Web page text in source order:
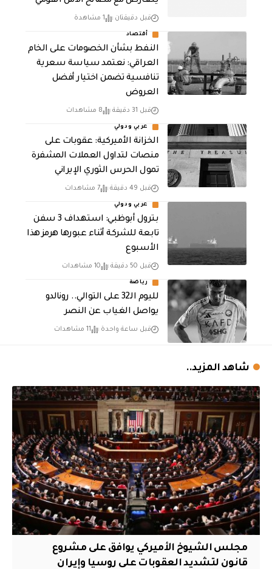
قبل دقيقتان 1 مشاهدة
أقتصاد
النفط بشأن الخصومات على الخام
العراقي: نعتمد سياسة سعرية
تنافسية تضمن اختيار أفضل
العروض
قبل 31 دقيقة 8 مشاهدات
عربي ودولي
الخزانة الأميركية: عقوبات على
منصات لتداول العملات المشفرة
تمول الحرس الثوري الإيراني
قبل 49 دقيقة 7 مشاهدات
عربي ودولي
بترول أبوظبي: استهداف 3 سفن
تابعة للشركة أثناء عبورها هرمز هذا
الأسبوع
قبل 50 دقيقة 10 مشاهدات
رياضة
لليوم الـ32 على التوالي.. رونالدو
يواصل الغياب عن النصر
قبل ساعة واحدة 11 مشاهدات
شاهد المزيد..
مجلس الشيوخ الأميركي يوافق على مشروع
قانون لتشديد العقوبات على روسيا وإيران